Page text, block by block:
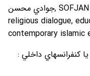
جوادي محسن, SOFJAN DICKY, “islamic ethics in inter-
religious dialogue,
contemporary islamic
کنفرانسهاي داخلي :